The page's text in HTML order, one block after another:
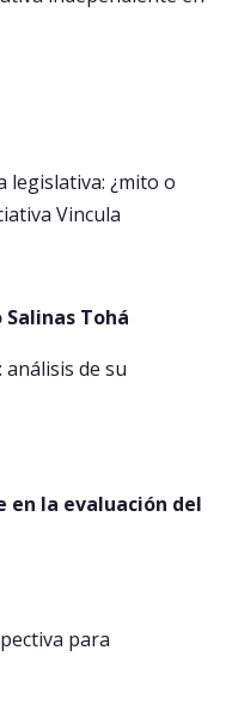
legislativa: ¿mito o
Vincula
Tohá
análisis de su
en la evaluación del
para